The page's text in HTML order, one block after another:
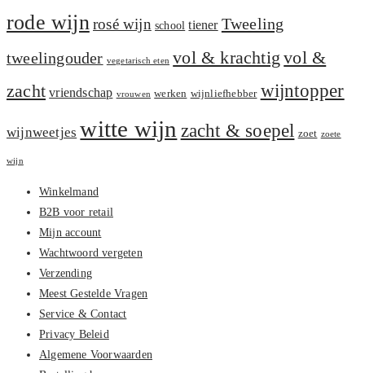
rode wijn rosé wijn school tiener Tweeling
tweelingouder vegetarisch eten vol & krachtig vol &
zacht vriendschap vrouwen werken wijnliefhebber wijntopper
wijnweetjes witte wijn zacht & soepel zoet zoete
wijn
Winkelmand
B2B voor retail
Mijn account
Wachtwoord vergeten
Verzending
Meest Gestelde Vragen
Service & Contact
Privacy Beleid
Algemene Voorwaarden